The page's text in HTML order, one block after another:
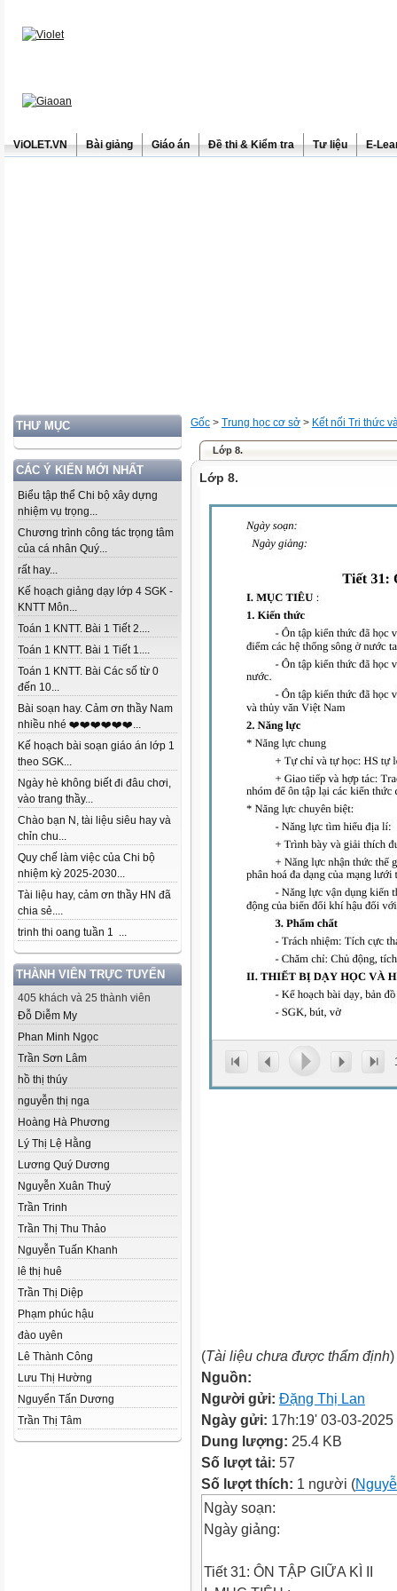
ViOLET.VN Bài giảng Giáo án Đề thi & Kiểm tra Tư liệu E-
THƯ MỤC
CÁC Ý KIẾN MỚI NHẤT
Biểu tập thể Chi bộ xây dựng
nhiệm vụ trọng...
Chương trình công tác trọng tâm
của cá nhân Quý...
rất hay...
Kế hoạch giảng dạy lớp 4 SGK -
KNTT Môn...
Toán 1 KNTT. Bài 1 Tiết 2....
Toán 1 KNTT. Bài 1 Tiết 1....
Toán 1 KNTT. Bài Các số từ 0
đến 10...
Bài soạn hay. Cảm ơn thầy Nam
nhiều nhé ❤️❤️❤️❤️❤️❤️...
Kế hoạch bài soạn giáo án lớp 1
theo SGK...
Ngày hè không biết đi đâu chơi,
vào trang thầy...
Chào bạn N, tài liệu siêu hay và
chỉn chu...
Quy chế làm việc của Chi bộ
nhiệm kỳ 2025-2030...
Tài liệu hay, cảm ơn thầy HN đã
chia sẻ....
trinh thi oang tuần 1 ...
THÀNH VIÊN TRỰC TUYẾN
405 khách và 25 thành viên
Đỗ Diễm My
Phan Minh Ngọc
Trần Sơn Lâm
hồ thị thúy
nguyễn thị nga
Hoàng Hà Phương
Lý Thị Lệ Hằng
Lương Quý Dương
Nguyễn Xuân Thuỷ
Trần Trinh
Trần Thị Thu Thảo
Nguyễn Tuấn Khanh
lê thị huê
Trần Thị Diệp
Phạm phúc hậu
đào uyên
Lê Thành Công
Lưu Thị Hường
Nguyển Tấn Dương
Trần Thị Tâm
Gốc > Trung học cơ sở > Kết nối Tri thức
Lớp 8.
Lớp 8.
(Tài liệu chưa được thẩm định)
Nguồn:
Người gửi: Đặng Thị Lan
Ngày gửi: 17h:19' 03-03-2025
Dung lượng: 25.4 KB
Số lượt tải: 57
Số lượt thích: 1 người (
Ngày soạn:
Ngày giảng:
Tiết 31: ÔN TẬP GIỮA KÌ II